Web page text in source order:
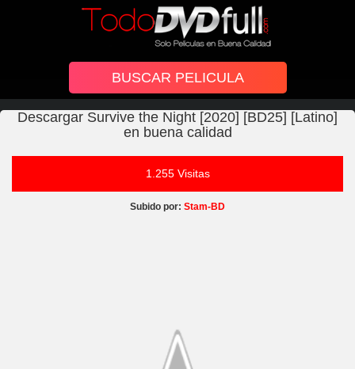
Descargar Survive the Night [2020] [BD25] [Latino]
en buena calidad
1.255 Visitas
Subido por: Stam-BD